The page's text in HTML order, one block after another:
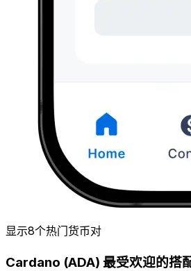
显示8个热门货币对
Cardano (ADA) 最受欢迎的搭